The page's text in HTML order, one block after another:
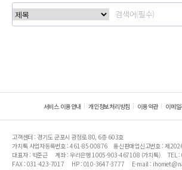
서비스 이용안내 개인정보처리방침 이용약관 이메
고객센터 : 경기도 군포시 광정로 80, 6층 603호
가치톡 사업자등록번호 : 461-85-00876
통신판매업신고번호 : 제
대표자 : 박준근
계좌 : 우리은행 1005-903-467108 (가치톡)
TEL
FAX : 031-423-7017
HP : 010-3647-3777 E-mail :